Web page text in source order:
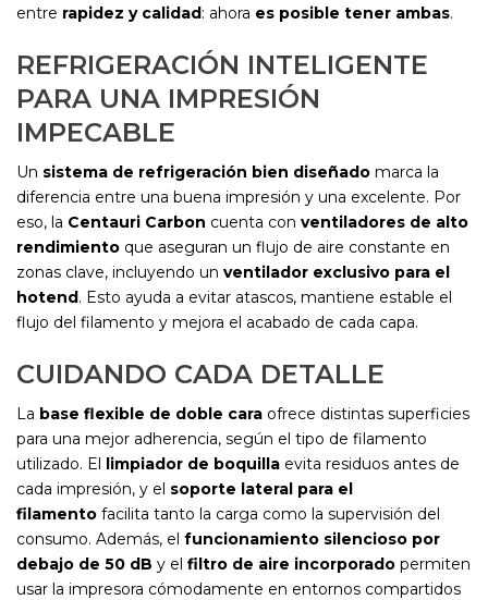
entre rapidez y calidad: ahora es posible tener ambas.
REFRIGERACIÓN INTELIGENTE
PARA UNA IMPRESIÓN
IMPECABLE
Un sistema de refrigeración bien diseñado marca la
diferencia entre una buena impresión y una excelente. Por
eso, la Centauri Carbon cuenta con ventiladores de alto
rendimiento que aseguran un flujo de aire constante en
zonas clave, incluyendo un ventilador exclusivo para el
hotend. Esto ayuda a evitar atascos, mantiene estable el
flujo del filamento y mejora el acabado de cada capa.
CUIDANDO CADA DETALLE
La base flexible de doble cara ofrece distintas superficies
para una mejor adherencia, según el tipo de filamento
utilizado. El limpiador de boquilla evita residuos antes de
cada impresión, y el soporte lateral para el
filamento facilita tanto la carga como la supervisión del
consumo. Además, el funcionamiento silencioso por
debajo de 50 dB y el filtro de aire incorporado permiten
usar la impresora cómodamente en entornos compartidos